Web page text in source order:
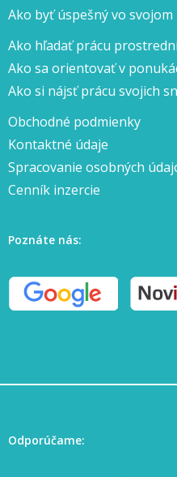
Ako byť úspešný vo
Ako hľadať prácu
Ako sa orientovať v
Ako si nájsť prácu svojich
Obchodné podmienky
Kontaktné údaje
Spracovanie osobných
Cenník inzercie
Poznáte nás:
Odporúčame: